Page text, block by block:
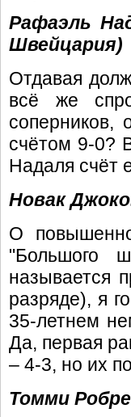
Рафаэль
Швейцария)
Отдавая
всё же
соперников,
счётом 9-0?
Надаля счёт
Новак
О
"Большого
называется
разряде), я
35-летнем
Да, первая
– 4-3, но их
Томми